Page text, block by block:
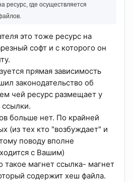
ресурс, где осуществляется
это тоже ресурс на
софт и с которого он
прямая зависимость
законодательство об
чей ресурс размещает у
больше нет. По крайней
(из тех кто "возбуждает" и
поводу вполне
с Вашим)
такое магнет ссылка- магнет
содержит хеш файла.